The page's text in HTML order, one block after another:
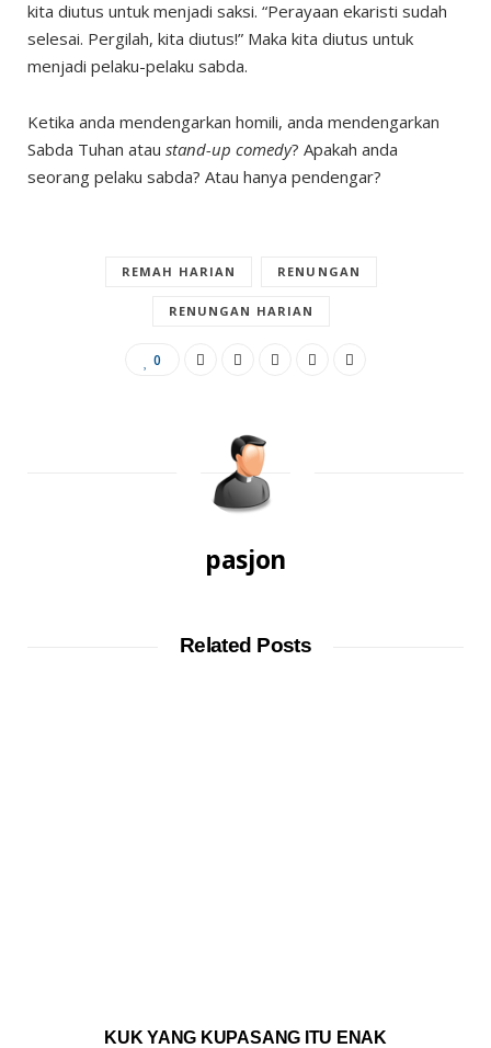
kita diutus untuk menjadi saksi. “Perayaan ekaristi sudah
selesai. Pergilah, kita diutus!” Maka kita diutus untuk
menjadi pelaku-pelaku sabda.
Ketika anda mendengarkan homili, anda mendengarkan
Sabda Tuhan atau stand-up comedy? Apakah anda
seorang pelaku sabda? Atau hanya pendengar?
REMAH HARIAN RENUNGAN
RENUNGAN HARIAN
0
pasjon
Related Posts
KUK YANG KUPASANG ITU ENAK